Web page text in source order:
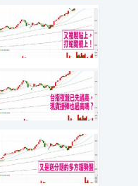
彩晶 力成 佳邦
群創 日月光投控 彩晶
訊芯-KY 愛普*